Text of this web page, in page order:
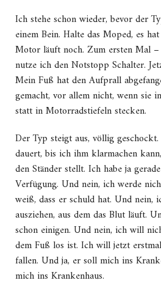
Ich stehe schon wieder, bevor der
einem Bein. Halte das Moped, es
Motor läuft noch. Zum ersten Mal
nutze ich den Notstopp Schalter.
Mein Fuß hat den Aufprall
gemacht, vor allem nicht, wenn sie
statt in Motorradstiefeln stecken.
Der Typ steigt aus, völlig
dauert, bis ich ihm klarmachen
den Ständer stellt. Ich habe ja
Verfügung. Und nein, ich werde
weiß, dass er schuld hat. Und nein,
ausziehen, aus dem das Blut läuft.
schon einigen. Und nein, ich will
dem Fuß los ist. Ich will jetzt
fallen. Und ja, er soll mich ins
mich ins Krankenhaus.